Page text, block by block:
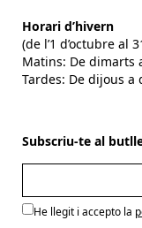
Horari d’hivern
(de l’1 d’octubre al
Matins: De dimarts
Tardes: De dijous a
Subscriu-te al
He llegit i accepto la